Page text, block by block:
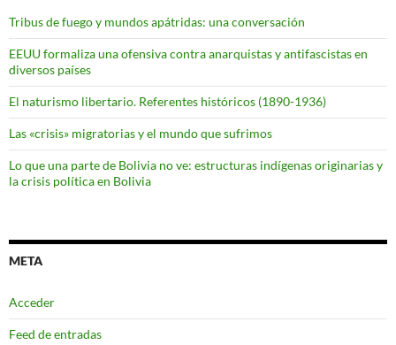
Tribus de fuego y mundos apátridas: una conversación
EEUU formaliza una ofensiva contra anarquistas y antifascistas en
diversos países
El naturismo libertario. Referentes históricos (1890-1936)
Las «crisis» migratorias y el mundo que sufrimos
Lo que una parte de Bolivia no ve: estructuras indígenas originarias y
la crisis política en Bolivia
META
Acceder
Feed de entradas